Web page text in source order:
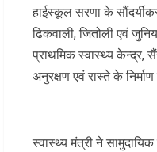
हाईस्कूल सरणा के
ढिकवाली, जितोली एवं
प्राथमिक स्वास्थ्य केन्द्र,
अनुरक्षण एवं रास्ते के निर्माण
स्वास्थ्य मंत्री ने